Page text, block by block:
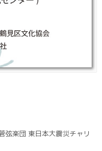
弦楽団 東日本大震災チャリ